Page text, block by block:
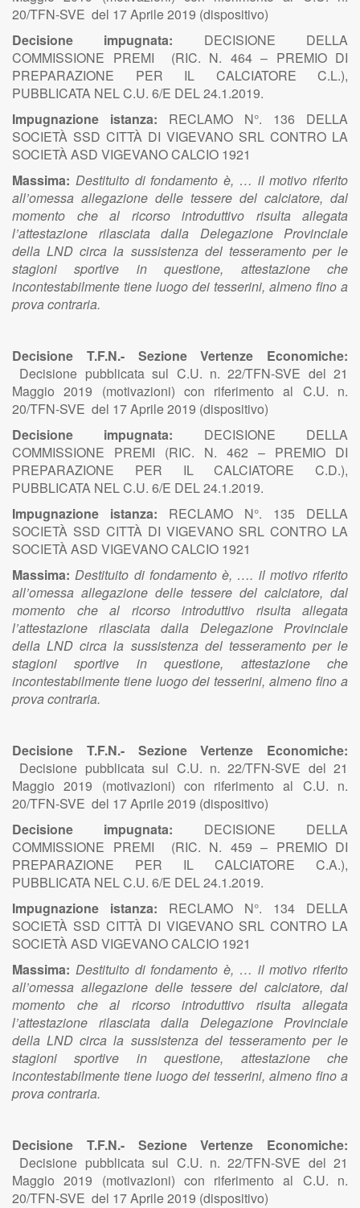
20/TFN-SVE del 17 Aprile 2019 (dispositivo)
Decisione impugnata: DECISIONE DELLA
COMMISSIONE PREMI (RIC. N. 464 – PREMIO DI
PREPARAZIONE PER IL CALCIATORE C.L.),
PUBBLICATA NEL C.U. 6/E DEL 24.1.2019.
Impugnazione istanza: RECLAMO N°. 136 DELLA
SOCIETÀ SSD CITTÀ DI VIGEVANO SRL CONTRO LA
SOCIETÀ ASD VIGEVANO CALCIO 1921
Massima: Destituito di fondamento è, … il motivo riferito
all’omessa allegazione delle tessere del calciatore, dal
momento che al ricorso introduttivo risulta allegata
l’attestazione rilasciata dalla Delegazione Provinciale
della LND circa la sussistenza del tesseramento per le
stagioni sportive in questione, attestazione che
incontestabilmente tiene luogo dei tesserini, almeno fino a
prova contraria.
Decisione T.F.N.- Sezione Vertenze Economiche:
Decisione pubblicata sul C.U. n. 22/TFN-SVE del 21
Maggio 2019 (motivazioni) con riferimento al C.U. n.
20/TFN-SVE del 17 Aprile 2019 (dispositivo)
Decisione impugnata: DECISIONE DELLA
COMMISSIONE PREMI (RIC. N. 462 – PREMIO DI
PREPARAZIONE PER IL CALCIATORE C.D.),
PUBBLICATA NEL C.U. 6/E DEL 24.1.2019.
Impugnazione istanza: RECLAMO N°. 135 DELLA
SOCIETÀ SSD CITTÀ DI VIGEVANO SRL CONTRO LA
SOCIETÀ ASD VIGEVANO CALCIO 1921
Massima:Destituito di fondamento è, …. il motivo riferito
all’omessa allegazione delle tessere del calciatore, dal
momento che al ricorso introduttivo risulta allegata
l’attestazione rilasciata dalla Delegazione Provinciale
della LND circa la sussistenza del tesseramento per le
stagioni sportive in questione, attestazione che
incontestabilmente tiene luogo dei tesserini, almeno fino a
prova contraria.
Decisione T.F.N.- Sezione Vertenze Economiche:
Decisione pubblicata sul C.U. n. 22/TFN-SVE del 21
Maggio 2019 (motivazioni) con riferimento al C.U. n.
20/TFN-SVE del 17 Aprile 2019 (dispositivo)
Decisione impugnata: DECISIONE DELLA
COMMISSIONE PREMI (RIC. N. 459 – PREMIO DI
PREPARAZIONE PER IL CALCIATORE C.A.),
PUBBLICATA NEL C.U. 6/E DEL 24.1.2019.
Impugnazione istanza: RECLAMO N°. 134 DELLA
SOCIETÀ SSD CITTÀ DI VIGEVANO SRL CONTRO LA
SOCIETÀ ASD VIGEVANO CALCIO 1921
Massima: Destituito di fondamento è, … il motivo riferito
all’omessa allegazione delle tessere del calciatore, dal
momento che al ricorso introduttivo risulta allegata
l’attestazione rilasciata dalla Delegazione Provinciale
della LND circa la sussistenza del tesseramento per le
stagioni sportive in questione, attestazione che
incontestabilmente tiene luogo dei tesserini, almeno fino a
prova contraria.
Decisione T.F.N.- Sezione Vertenze Economiche:
Decisione pubblicata sul C.U. n. 22/TFN-SVE del 21
Maggio 2019 (motivazioni) con riferimento al C.U. n.
20/TFN-SVE del 17 Aprile 2019 (dispositivo)